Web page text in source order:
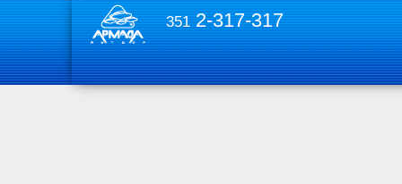
3512-317-317